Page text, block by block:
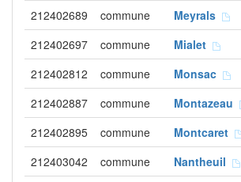
212402689
commune Meyrals
212402697
commune Mialet
212402812
commune Monsac
212402887
commune Montazeau
212402895
commune Montcaret
212403042
commune Nantheuil